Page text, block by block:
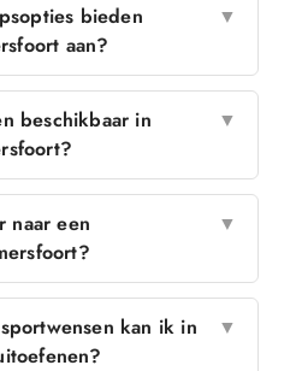
bieden
aan?
▼
beschikbaar in
▼
naar een
▼
kan ik in
▼